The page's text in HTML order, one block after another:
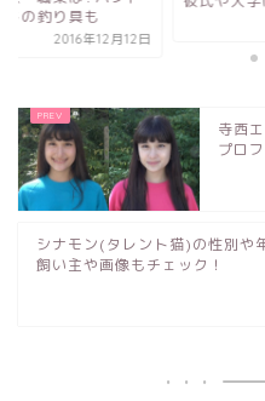
ドの釣り具も
2016年12月12日
寺西
プロ
シナモン(タレント猫)の性別や
飼い主や画像もチェック！